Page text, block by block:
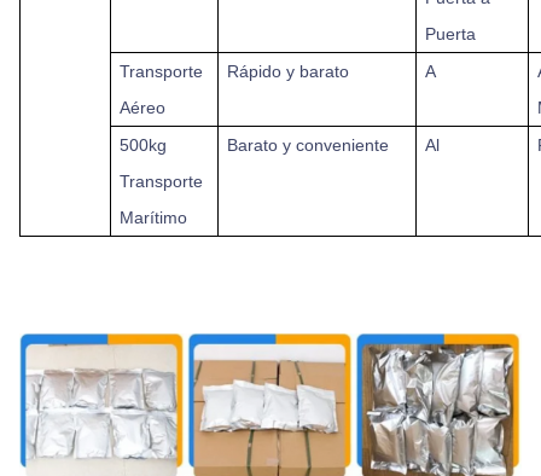
Puerta
Transporte
Aéreo
Rápido y barato A
500kg
Transporte
Marítimo
Barato y conveniente Al